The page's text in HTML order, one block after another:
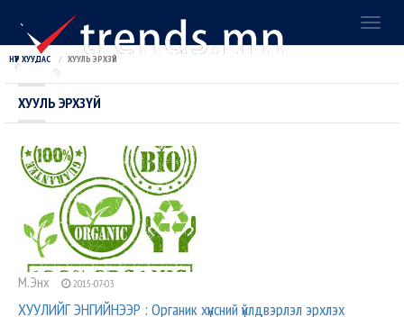
НҮҮР ХУУДАС ХУУЛЬ ЭРХЗҮЙ
ХУУЛЬ ЭРХЗҮЙ
М.Энх 2015-07-03
ХУУЛИЙГ ЭНГИЙНЭЭР : Органик хүнсний үйлдвэрлэл эрхлэх